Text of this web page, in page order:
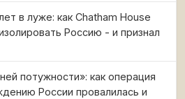
в луже: как Chatham House
Россию - и признал
потужности»: как операция
России провалилась и